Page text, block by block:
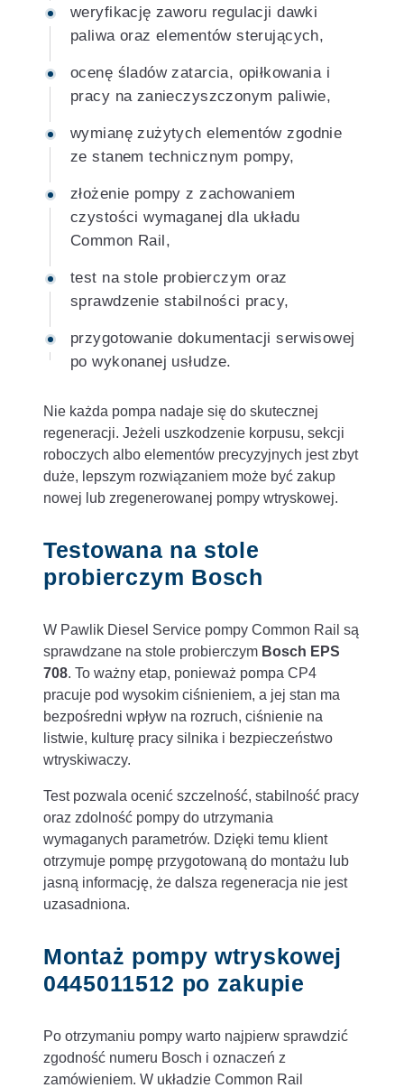
weryfikację zaworu regulacji dawki
paliwa oraz elementów sterujących,
ocenę śladów zatarcia, opiłkowania i
pracy na zanieczyszczonym paliwie,
wymianę zużytych elementów zgodnie
ze stanem technicznym pompy,
złożenie pompy z zachowaniem
czystości wymaganej dla układu
Common Rail,
test na stole probierczym oraz
sprawdzenie stabilności pracy,
przygotowanie dokumentacji serwisowej
po wykonanej usłudze.
Nie każda pompa nadaje się do skutecznej
regeneracji. Jeżeli uszkodzenie korpusu, sekcji
roboczych albo elementów precyzyjnych jest zbyt
duże, lepszym rozwiązaniem może być zakup
nowej lub zregenerowanej pompy wtryskowej.
Testowana na stole
probierczym Bosch
W Pawlik Diesel Service pompy Common Rail są
sprawdzane na stole probierczym Bosch EPS
708. To ważny etap, ponieważ pompa CP4
pracuje pod wysokim ciśnieniem, a jej stan ma
bezpośredni wpływ na rozruch, ciśnienie na
listwie, kulturę pracy silnika i bezpieczeństwo
wtryskiwaczy.
Test pozwala ocenić szczelność, stabilność pracy
oraz zdolność pompy do utrzymania
wymaganych parametrów. Dzięki temu klient
otrzymuje pompę przygotowaną do montażu lub
jasną informację, że dalsza regeneracja nie jest
uzasadniona.
Montaż pompy wtryskowej
0445011512 po zakupie
Po otrzymaniu pompy warto najpierw sprawdzić
zgodność numeru Bosch i oznaczeń z
zamówieniem. W układzie Common Rail